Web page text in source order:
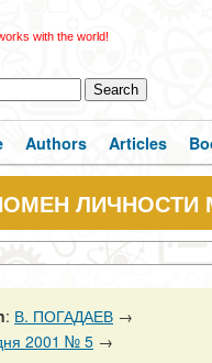
with the world!
Authors Articles
ЛИЧНОСТИ
: В. ПОГАДАЕВ →
2001 № 5 →